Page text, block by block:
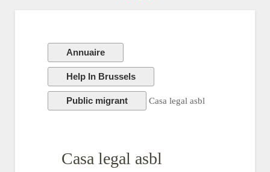
Annuaire
Help In Brussels
Public migrant Casa legal asbl
Casa legal asbl